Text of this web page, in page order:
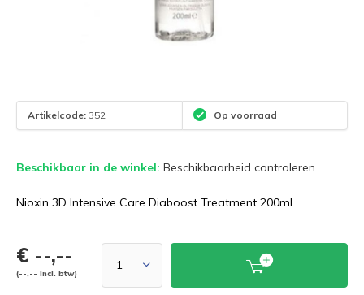
Artikelcode: 352 Op voorraad
Beschikbaar in de winkel: Beschikbaarheid controleren
Nioxin 3D Intensive Care Diaboost Treatment 200ml
€ --,--
(--,-- Incl. btw)